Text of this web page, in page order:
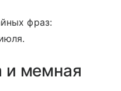
фраз:
и мемная